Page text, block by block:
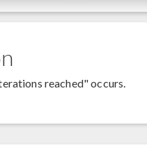
reached" occurs.